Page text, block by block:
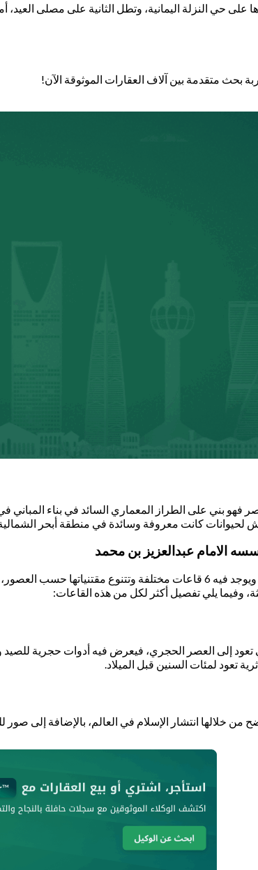
تطل إحداها على حي النزلة اليمانية، وتطل الثانية على
بحث متقدمة بين آلاف العقارات الموثوقة الآن!
فهو بني على الطراز المعماري السائد في بناء
لحيوانات كانت معروفة وسائدة في منطقة أبحر
الامام عبدالعزيز بن محمد
يتكون متحف القصر من طابقين، ويوجد فيه 6 قاعات مختلفة
وفيما يلي تفصيل أكثر لكل من هذه القاعات:
إلى العصر الحجري، فيعرض فيه أدوات حجرية
تعود لمئات السنين قبل الميلاد.
خلالها انتشار الإسلام في العالم، بالإضافة إلى